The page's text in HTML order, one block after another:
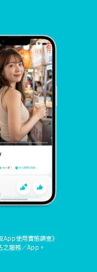
使用實態調查》
之服務／App。